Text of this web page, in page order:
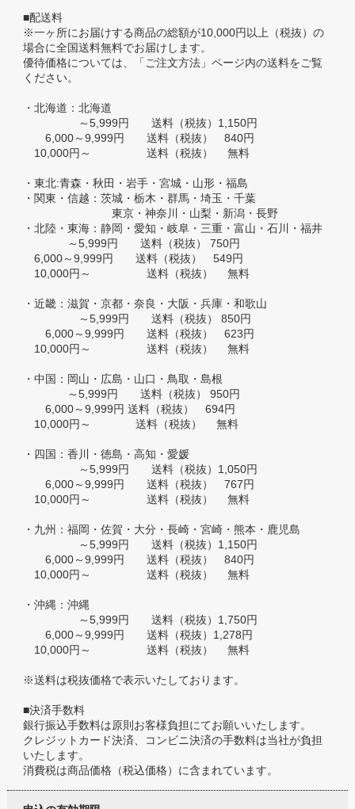
■配送料
※一ヶ所にお届けする商品の総額が10,000円以上（税抜）の
場合に全国送料無料でお届けします。
優待価格については、「ご注文方法」ページ内の送料をご覧
ください。
・北海道：北海道
～5,999円 送料（税抜）1,150円
6,000～9,999円 送料（税抜） 840円
10,000円～ 送料（税抜） 無料
・東北:青森・秋田・岩手・宮城・山形・福島
・関東・信越：茨城・栃木・群馬・埼玉・千葉
東京・神奈川・山梨・新潟・長野
・北陸・東海：静岡・愛知・岐阜・三重・富山・石川・福井
～5,999円 送料（税抜） 750円
6,000～9,999円 送料（税抜） 549円
10,000円～ 送料（税抜） 無料
・近畿：滋賀・京都・奈良・大阪・兵庫・和歌山
～5,999円 送料（税抜） 850円
6,000～9,999円 送料（税抜） 623円
10,000円～ 送料（税抜） 無料
・中国：岡山・広島・山口・鳥取・島根
～5,999円 送料（税抜） 950円
6,000～9,999円 送料（税抜） 694円
10,000円～ 送料（税抜） 無料
・四国：香川・徳島・高知・愛媛
～5,999円 送料（税抜）1,050円
6,000～9,999円 送料（税抜） 767円
10,000円～ 送料（税抜） 無料
・九州：福岡・佐賀・大分・長崎・宮崎・熊本・鹿児島
～5,999円 送料（税抜）1,150円
6,000～9,999円 送料（税抜） 840円
10,000円～ 送料（税抜） 無料
・沖縄：沖縄
～5,999円 送料（税抜）1,750円
6,000～9,999円 送料（税抜）1,278円
10,000円～ 送料（税抜） 無料
※送料は税抜価格で表示いたしております。
■決済手数料
銀行振込手数料は原則お客様負担にてお願いいたします。
クレジットカード決済、コンビニ決済の手数料は当社が負担
いたします。
消費税は商品価格（税込価格）に含まれています。